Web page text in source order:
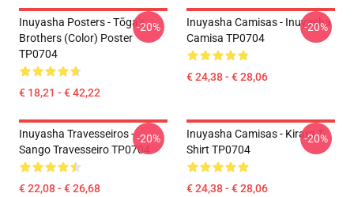
Inuyasha Posters - Tōga's
Brothers (color) Poster
TP0704
€ 18,21 - € 42,22
-20%
Inuyasha Camisas - Inuyasha
Camisa TP0704
€ 24,38 - € 28,06
-20%
Inuyasha Travesseiros -
Sango Travesseiro TP0704
€ 22,08 - € 26,68
-20%
Inuyasha Camisas - Kirara T-
Shirt TP0704
€ 24,38 - € 28,06
-20%